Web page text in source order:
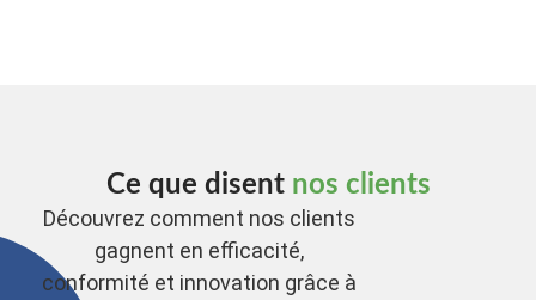
Ce que disent nos clients
Découvrez comment nos clients
gagnent en efficacité,
conformité et innovation grâce à